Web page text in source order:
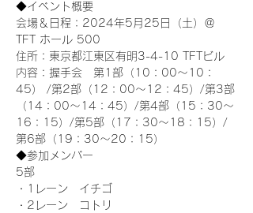
◆イベント概要
会場＆日程：2024年5月25日（土）＠
TFT ホール 500
住所：東京都江東区有明3-4-10 TFTビル
内容：握手会　第1部（10：00～10：
45） /第2部（12：00～12：45）/第3部
（14：00～14：45）/第4部（15：30～
16：15）/第5部（17：30～18：15）/
第6部（19：30～20：15）
◆参加メンバー
5部
・1レーン　イチゴ
・2レーン　コトリ